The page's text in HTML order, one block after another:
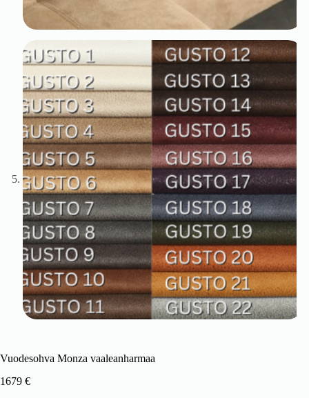
Vuodesohva Monza vaaleanharmaa
1679 €